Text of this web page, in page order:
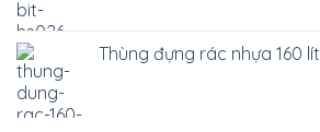
Thùng đựng rác nhựa 160 lít